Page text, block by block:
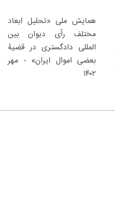
همایش ملی «تحلیل ابعاد
مختلف رأی دیوان بین
المللی دادگستری در قضیۀ
بعضی اموال ایران» - مهر
۱۴۰۲